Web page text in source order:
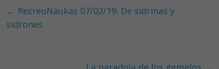
b
o
e er s
← RecreoNaukas 07/02/19: De sidrinas y
sidrones